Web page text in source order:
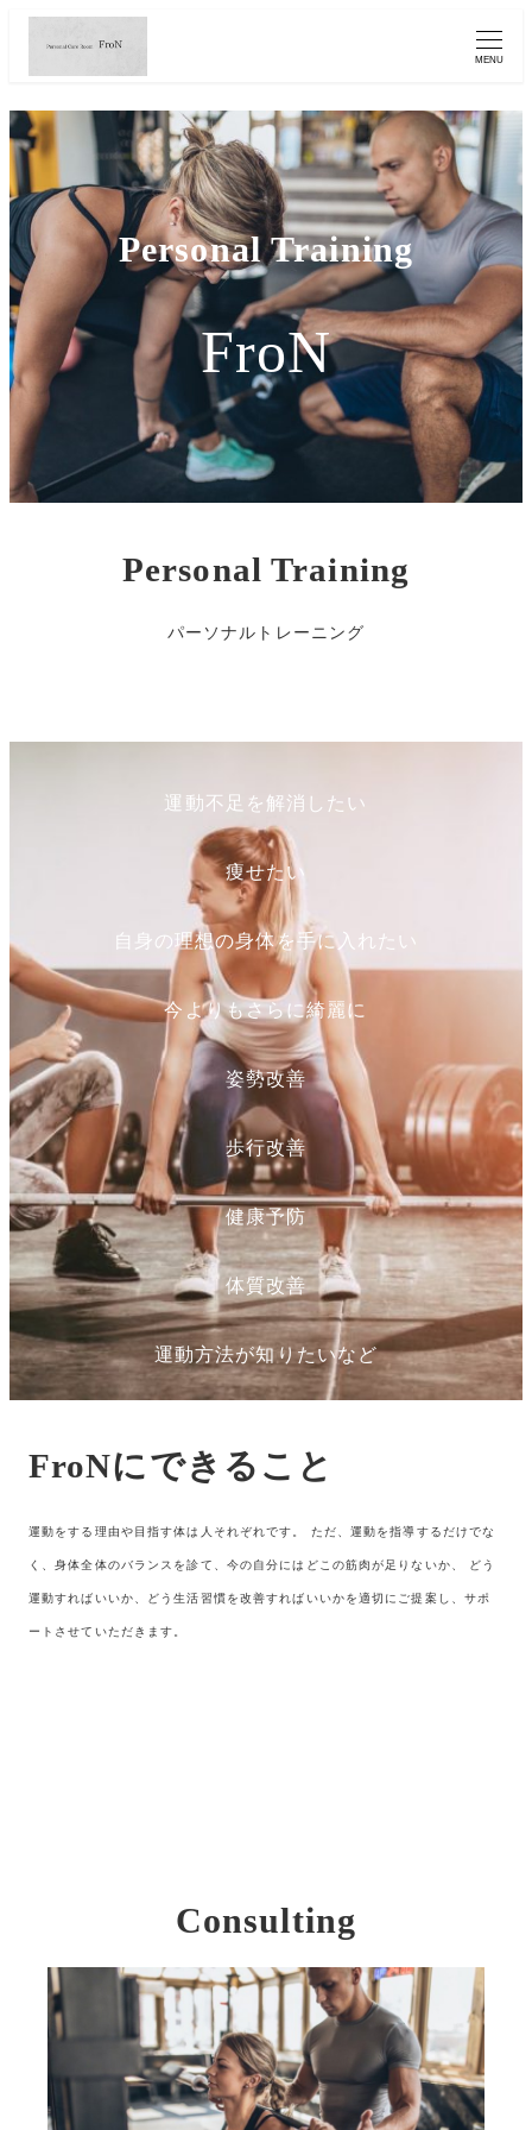
MENU
Personal Training
FroN
Personal Training
パーソナルトレーニング
運動不足を解消したい
痩せたい
自身の理想の身体を手に入れたい
今よりもさらに綺麗に
姿勢改善
歩行改善
健康予防
体質改善
運動方法が知りたいなど
FroNにできること
運動をする理由や目指す体は人それぞれです。 ただ、運動を指導するだけでな
く、身体全体のバランスを診て、今の自分にはどこの筋肉が足りないか、 どう
運動すればいいか、どう生活習慣を改善すればいいかを適切にご提案し、サポ
ートさせていただきます。
Consulting